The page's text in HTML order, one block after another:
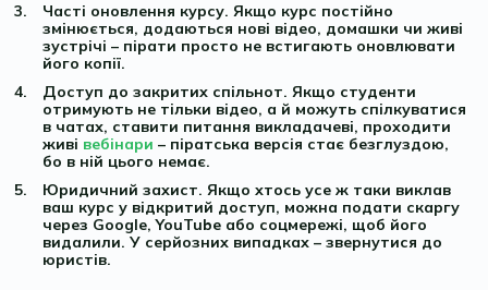
Часті оновлення курсу. Якщо курс постійно
змінюється, додаються нові відео, домашки чи живі
зустрічі – пірати просто не встигають оновлювати
його копії.
Доступ до закритих спільнот. Якщо студенти
отримують не тільки відео, а й можуть спілкуватися
в чатах, ставити питання викладачеві, проходити
живі вебінари – піратська версія стає безглуздою,
бо в ній цього немає.
Юридичний захист. Якщо хтось усе ж таки виклав
ваш курс у відкритий доступ, можна подати скаргу
через Google, YouTube або соцмережі, щоб його
видалили. У серйозних випадках – звернутися до
юристів.